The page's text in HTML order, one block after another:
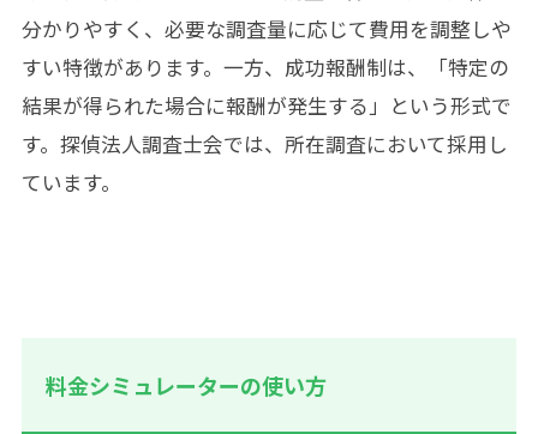
分かりやすく、必要な調査量に応じて費用を調整しや
すい特徴があります。一方、成功報酬制は、「特定の
結果が得られた場合に報酬が発生する」という形式で
す。探偵法人調査士会では、所在調査において採用し
ています。
料金シミュレーターの使い方